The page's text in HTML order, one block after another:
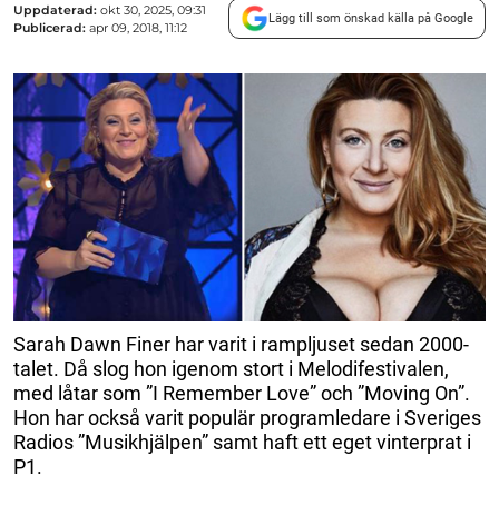
Uppdaterad: okt 30, 2025, 09:31
Publicerad: apr 09, 2018, 11:12
Lägg till som önskad källa på Google
Sarah Dawn Finer har varit i rampljuset sedan 2000-
talet. Då slog hon igenom stort i Melodifestivalen,
med låtar som ”I Remember Love” och ”Moving On”.
Hon har också varit populär programledare i Sveriges
Radios ”Musikhjälpen” samt haft ett eget vinterprat i
P1.